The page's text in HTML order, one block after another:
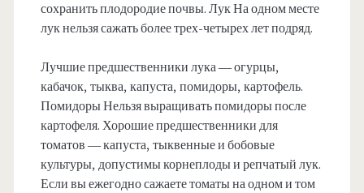
сохранить плодородие почвы. Лук На одном месте
лук нельзя сажать более трех-четырех лет подряд.
Лучшие предшественники лука — огурцы,
кабачок, тыква, капуста, помидоры, картофель.
Помидоры Нельзя выращивать помидоры после
картофеля. Хорошие предшественники для
томатов — капуста, тыквенные и бобовые
культуры, допустимы корнеплоды и репчатый лук.
Если вы ежегодно сажаете томаты на одном и том